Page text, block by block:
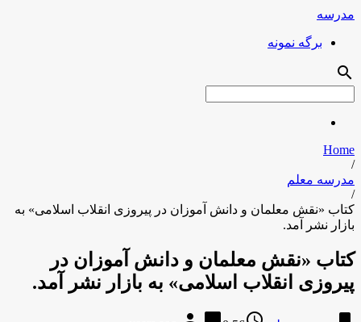
مدرسه
برگه نمونه
search
Home
/
مدرسه معلم
/
کتاب «نقش معلمان و دانش آموزان در پیروزی انقلاب اسلامی» به
بازار نشر آمد.
کتاب «نقش معلمان و دانش آموزان در
پیروزی انقلاب اسلامی» به بازار نشر آمد.